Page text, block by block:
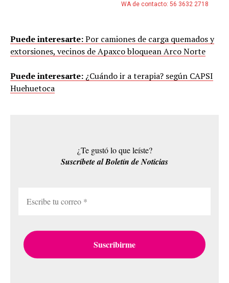
WA de contacto: 56 3632 2718
Puede interesarte:Por camiones de carga quemados y
extorsiones, vecinos de Apaxco bloquean Arco Norte
Puede interesarte: ¿Cuándo ir a terapia? según CAPSI
Huehuetoca
¿Te gustó lo que leíste?
Suscríbete al Boletín de Noticias